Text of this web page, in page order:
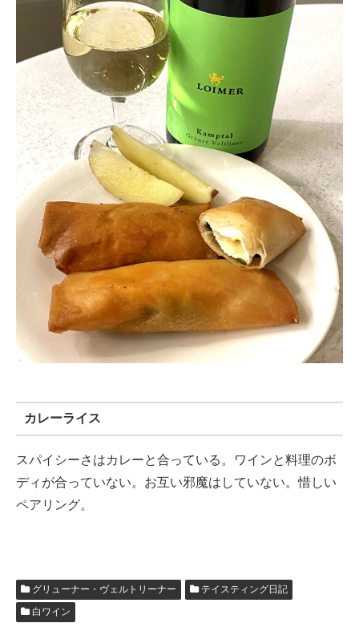
カレーライス
スパイシーさはカレーと合っている。ワインと料理のボ
ディが合っていない。お互い邪魔はしていない。惜しい
ペアリング。
グリューナー・ヴェルトリーナー
テイスティング日記
白ワイン